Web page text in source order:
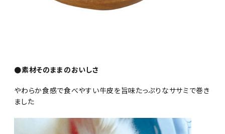
●素材そのままのおいしさ
やわらか食感で食べやすい牛皮を旨味たっぷりなササミで巻き
ました